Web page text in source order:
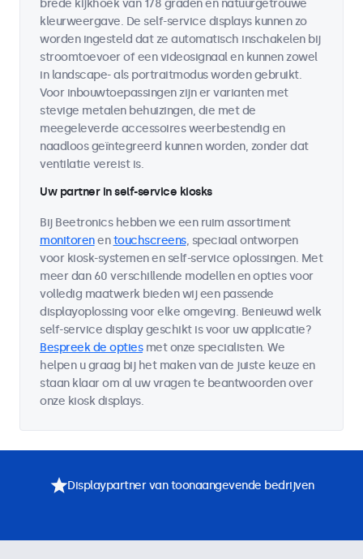
brede kijkhoek van 178 graden en natuurgetrouwe
kleurweergave. De self-service displays kunnen zo
worden ingesteld dat ze automatisch inschakelen bij
stroomtoevoer of een videosignaal en kunnen zowel
in landscape- als portraitmodus worden gebruikt.
Voor inbouwtoepassingen zijn er varianten met
stevige metalen behuizingen, die met de
meegeleverde accessoires weerbestendig en
naadloos geïntegreerd kunnen worden, zonder dat
ventilatie vereist is.
Uw partner in self-service kiosks
Bij Beetronics hebben we een ruim assortiment
monitorenentouchscreens, speciaal ontworpen
voor kiosk-systemen en self-service oplossingen. Met
meer dan 60 verschillende modellen en opties voor
volledig maatwerk bieden wij een passende
displayoplossing voor elke omgeving. Benieuwd welk
self-service display geschikt is voor uw applicatie?
Bespreek de optiesmet onze specialisten. We
helpen u graag bij het maken van de juiste keuze en
staan klaar om al uw vragen te beantwoorden over
onze kiosk displays.
Displaypartner van toonaangevende bedrijven